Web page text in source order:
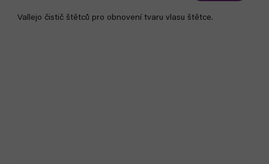
Vallejo čistič štětců pro obnovení tvaru vlasu štětce.